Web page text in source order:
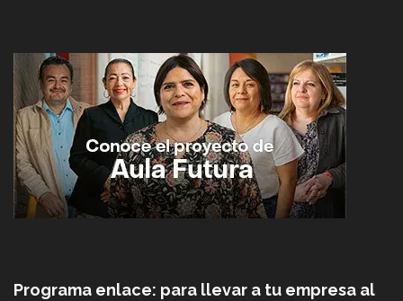
Programa enlace: para llevar a tu empresa al